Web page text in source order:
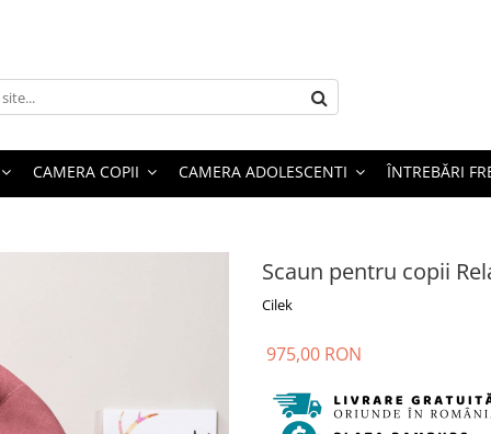
CAMERA COPII CAMERA ADOLESCENTI ÎNTREBĂRI
Scaun pentru copii
Cilek
975,00 RON